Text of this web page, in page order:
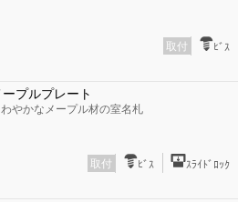
取付 ﾋﾞｽ
ープルプレート
やかなメープル材の室名札
取付 ﾋﾞｽ ｽﾗｲﾄﾞﾛｯｸ